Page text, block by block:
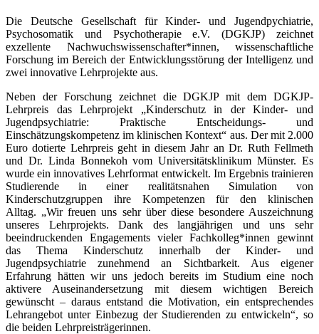
Die Deutsche Gesellschaft für Kinder- und Jugendpychiatrie,
Psychosomatik und Psychotherapie e.V. (DGKJP) zeichnet
exzellente Nachwuchswissenschafter*innen, wissenschaftliche
Forschung im Bereich der Entwicklungsstörung der Intelligenz und
zwei innovative Lehrprojekte aus.
Neben der Forschung zeichnet die DGKJP mit dem DGKJP-
Lehrpreis das Lehrprojekt „Kinderschutz in der Kinder- und
Jugendpsychiatrie: Praktische Entscheidungs- und
Einschätzungskompetenz im klinischen Kontext“ aus. Der mit 2.000
Euro dotierte Lehrpreis geht in diesem Jahr an Dr. Ruth Fellmeth
und Dr. Linda Bonnekoh vom Universitätsklinikum Münster. Es
wurde ein innovatives Lehrformat entwickelt. Im Ergebnis trainieren
Studierende in einer realitätsnahen Simulation von
Kinderschutzgruppen ihre Kompetenzen für den klinischen
Alltag. „Wir freuen uns sehr über diese besondere Auszeichnung
unseres Lehrprojekts. Dank des langjährigen und uns sehr
beeindruckenden Engagements vieler Fachkolleg*innen gewinnt
das Thema Kinderschutz innerhalb der Kinder- und
Jugendpsychiatrie zunehmend an Sichtbarkeit. Aus eigener
Erfahrung hätten wir uns jedoch bereits im Studium eine noch
aktivere Auseinandersetzung mit diesem wichtigen Bereich
gewünscht – daraus entstand die Motivation, ein entsprechendes
Lehrangebot unter Einbezug der Studierenden zu entwickeln“, so
die beiden Lehrpreisträgerinnen.